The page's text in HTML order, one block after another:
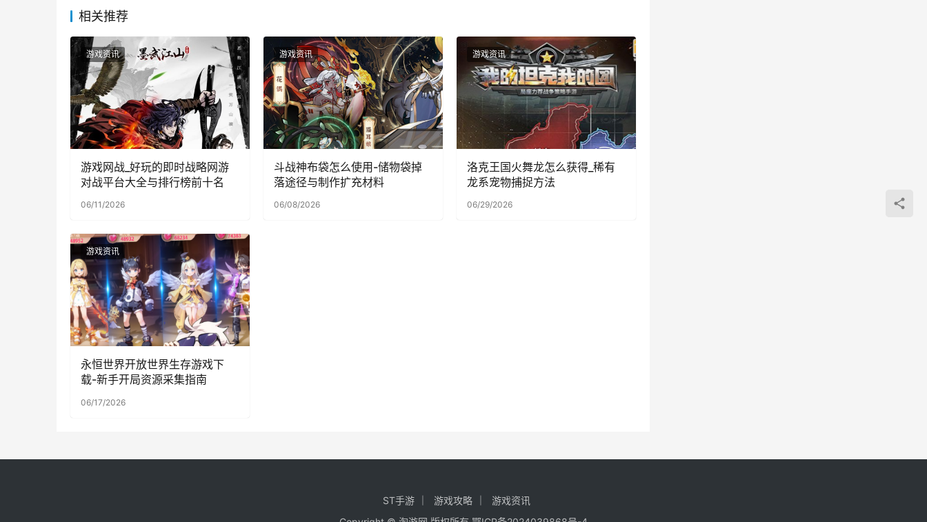
相关推荐
游戏资讯
游戏网战_好玩的即时战略网游
对战平台大全与排行榜前十名
06/11/2026
游戏资讯
斗战神布袋怎么使用-储物袋掉
落途径与制作扩充材料
06/08/2026
游戏资讯
洛克王国火舞龙怎么获得_稀有
龙系宠物捕捉方法
06/29/2026
游戏资讯
永恒世界开放世界生存游戏下
载-新手开局资源采集指南
06/17/2026
ST手游 游戏攻略
游戏资讯